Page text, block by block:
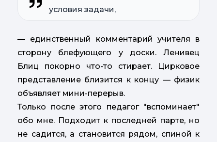
условия задачи,
— единственный комментарий учителя в
сторону блефующего у доски. Ленивец
Блиц покорно что-то стирает. Цирковое
представление близится к концу — физик
объявляет мини-перерыв.
Только после этого педагог "вспоминает"
обо мне. Подходит к последней парте, но
не садится, а становится рядом, спиной к